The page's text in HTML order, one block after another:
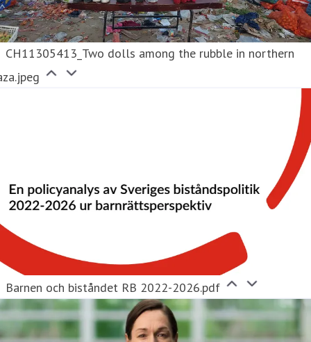
CH11305413_Two dolls among the rubble in northern
Barnen och biståndet RB 2022-2026.pdf